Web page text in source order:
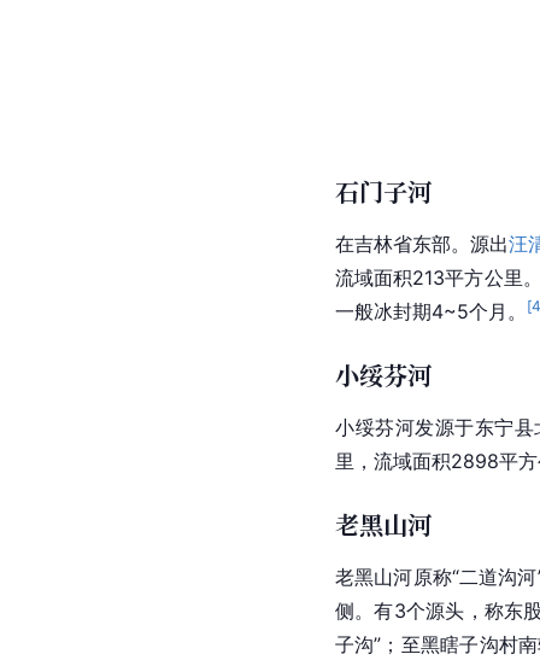
石门子河
在吉林省东部。源出汪
流域面积213平方公里
一般冰封期4~5个月。
[
小绥芬河
小绥芬河发源于东宁
里，流域面积2898平
老黑山河
老黑山河原称“二道沟
侧。有3个源头，称东
子沟”；至黑瞎子沟村